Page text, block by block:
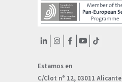
Estamos en
C/Clot n° 12, 03011 Alicante